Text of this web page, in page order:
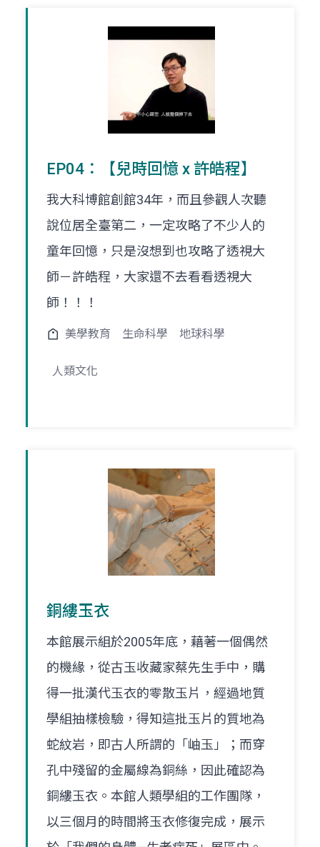
EP04：【兒時回憶 x 許皓程】
我大科博館創館34年，而且參觀人次聽
說位居全臺第二，一定攻略了不少人的
童年回憶，只是沒想到也攻略了透視大
師－許皓程，大家還不去看看透視大
師！！！
美學教育 生命科學 地球科學
人類文化
銅縷玉衣
本館展示組於2005年底，藉著一個偶然
的機緣，從古玉收藏家蔡先生手中，購
得一批漢代玉衣的零散玉片，經過地質
學組抽樣檢驗，得知這批玉片的質地為
蛇紋岩，即古人所謂的「岫玉」；而穿
孔中殘留的金屬線為銅絲，因此確認為
銅縷玉衣。本館人類學組的工作團隊，
以三個月的時間將玉衣修復完成，展示